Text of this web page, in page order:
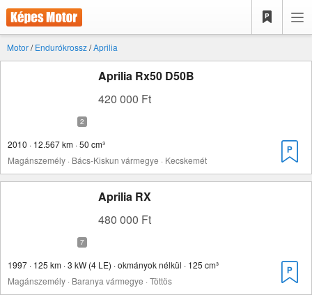
Motor/Endurókrossz/Aprilia
Aprilia Rx50 D50B
420 000 Ft
2010 · 12.567 km · 50 cm³
Magánszemély · Bács-Kiskun vármegye · Kecskemét
Aprilia RX
480 000 Ft
1997 · 125 km · 3 kW (4 LE) · okmányok nélkül · 125 cm³
Magánszemély · Baranya vármegye · Töttös